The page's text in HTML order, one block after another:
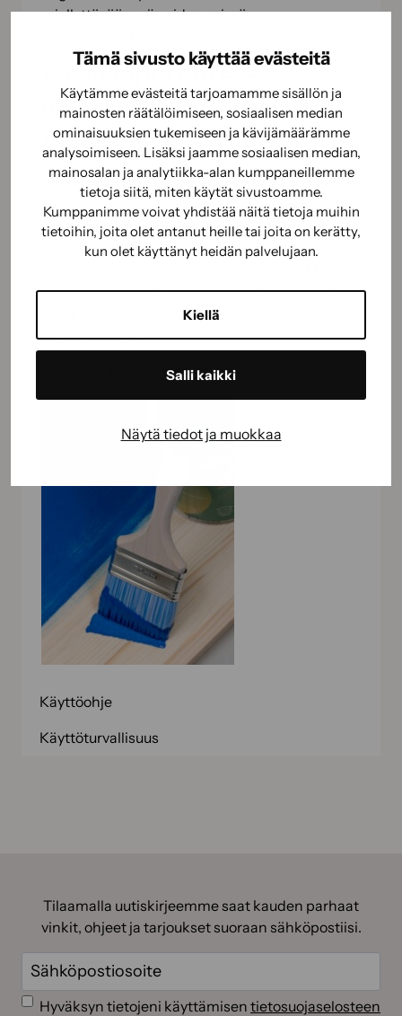
Tämä sivusto käyttää evästeitä
Käytämme evästeitä tarjoamamme sisällön ja
mainosten räätälöimiseen, sosiaalisen median
ominaisuuksien tukemiseen ja kävijämäärämme
analysoimiseen. Lisäksi jaamme sosiaalisen median,
mainosalan ja analytiikka-alan kumppaneillemme
tietoja siitä, miten käytät sivustoamme.
Kumppanimme voivat yhdistää näitä tietoja muihin
tietoihin, joita olet antanut heille tai joita on kerätty,
kun olet käyttänyt heidän palvelujaan.
Kiellä
Salli kaikki
Näytä tiedot ja muokkaa
miellyttävää myös pidemmissä
Avainlipputuote –
vastuullista suomalaista
työtä
Yleissivellin Blue onAvainlipputuote, joka
edustaa suomalaista työtä ja vastuullista
valmistusta. Siveltimien varret valmistetaan
Kuomiokoskella lattiateollisuuden
tehdään Keravalla. Valitsemalla tämän tuotteen
tuet kotimaista työtä ja kestävää materiaalien
hyödyntämistä.
Blue-siveltimen tarina.
Käyttöohje
Käyttöturvallisuus
Tilaamalla uutiskirjeemme saat kauden parhaat
vinkit, ohjeet ja tarjoukset suoraan sähköpostiisi.
Sähköposti
(Pakollinen)
Suostumus (Pakollinen)
Hyväksyn tietojeni käyttämisen tietosuojaselosteen